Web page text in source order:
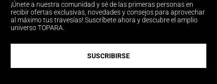
¡Únete a nuestra comunidad y sé de las primeras personas en
recibir ofertas exclusivas, novedades y consejos para aprovechar
al máximo tus travesías! Suscríbete ahora y descubre el amplio
universo TOPARA.
SUSCRIBIRSE